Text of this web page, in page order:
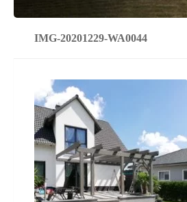
IMG-20201229-WA0044